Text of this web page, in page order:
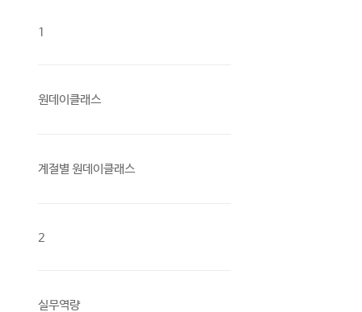
1
원데이클래스
계절별 원데이클래스
2
실무역량